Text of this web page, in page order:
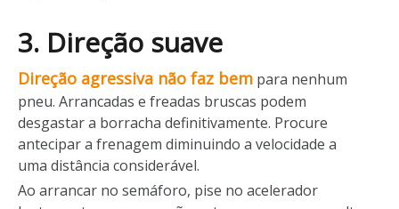
3. Direção suave
Direção agressiva não faz bem para nenhum
pneu. Arrancadas e freadas bruscas podem
desgastar a borracha definitivamente. Procure
antecipar a frenagem diminuindo a velocidade a
uma distância considerável.
Ao arrancar no semáforo, pise no acelerador